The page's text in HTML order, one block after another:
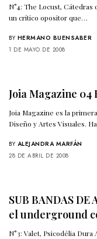
N°4: The Locust,
un crítico opositor que…
BY HERMANO BUENSABER
1 DE MAYO DE 2008
Joia Magazine 04
Joia Magazine es la
Diseño y Artes Visuales.
BY ALEJANDRA MARFÁN
28 DE ABRIL DE 2008
SUB BANDAS
el underground
N°3: Valet, Psicodélia